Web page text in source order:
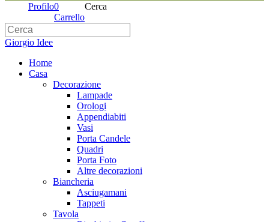
Profilo0
Carrello
Cerca
Giorgio Idee
Home
Casa
Decorazione
Lampade
Orologi
Appendiabiti
Vasi
Porta Candele
Quadri
Porta Foto
Altre decorazioni
Biancheria
Asciugamani
Tappeti
Tavola